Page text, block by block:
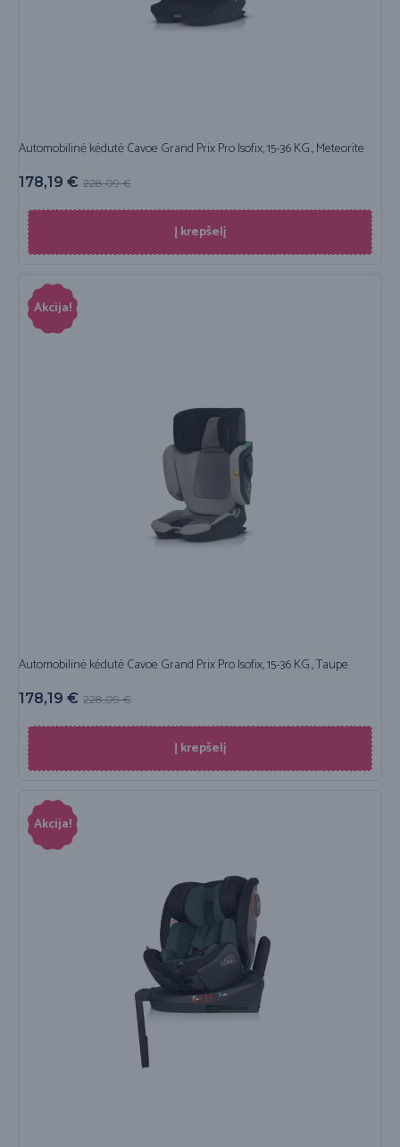
Automobilinė kėdutė Cavoe Grand Prix Pro Isofix, 15-36 KG., Meteorite
228,09€
178,19 €
Į krepšelį
Akcija!
Automobilinė kėdutė Cavoe Grand Prix Pro Isofix, 15-36 KG., Taupe
228,09€
178,19 €
Į krepšelį
Akcija!